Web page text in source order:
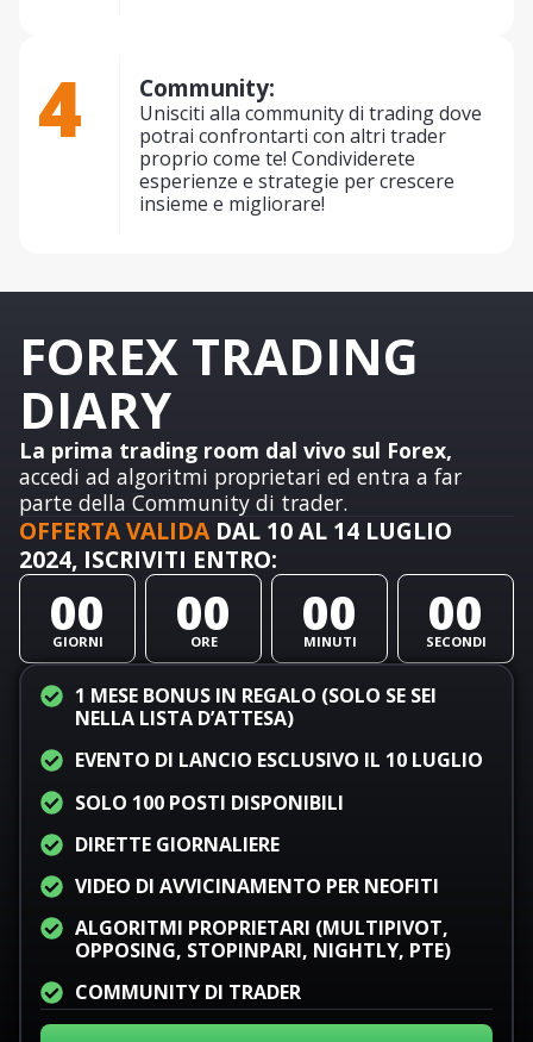
4 Community:
Unisciti alla community di trading dove
potrai confrontarti con altri trader
proprio come te! Condividerete
esperienze e strategie per crescere
insieme e migliorare!
FOREX TRADING
DIARY​
La prima trading room dal vivo sul Forex,
accedi ad algoritmi proprietari ed entra a far
parte della Community di trader.
OFFERTA VALIDA DAL 10 AL 14 LUGLIO
2024, ISCRIVITI ENTRO:
00
GIORNI 00
ORE 00
MINUTI 00
SECONDI
1 MESE BONUS IN REGALO (SOLO SE SEI
NELLA LISTA D’ATTESA)
EVENTO DI LANCIO ESCLUSIVO IL 10 LUGLIO
SOLO 100 POSTI DISPONIBILI
DIRETTE GIORNALIERE
VIDEO DI AVVICINAMENTO PER NEOFITI
ALGORITMI PROPRIETARI (MULTIPIVOT,
OPPOSING, STOPINPARI, NIGHTLY, PTE)
COMMUNITY DI TRADER